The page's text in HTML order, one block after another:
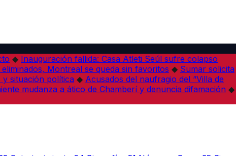
◆ Inauguración fallida: Casa Atleti Seúl sufre colapso
Montreal se queda sin favoritos ◆ Sumar solicita
y situación política ◆ Acusados del naufragio del “Villa de
mudanza a ático de Chamberí y denuncia difamación ◆